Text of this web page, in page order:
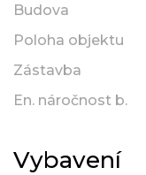
Budova
Poloha objektu
Zástavba
En. náročnost b.
Vybavení